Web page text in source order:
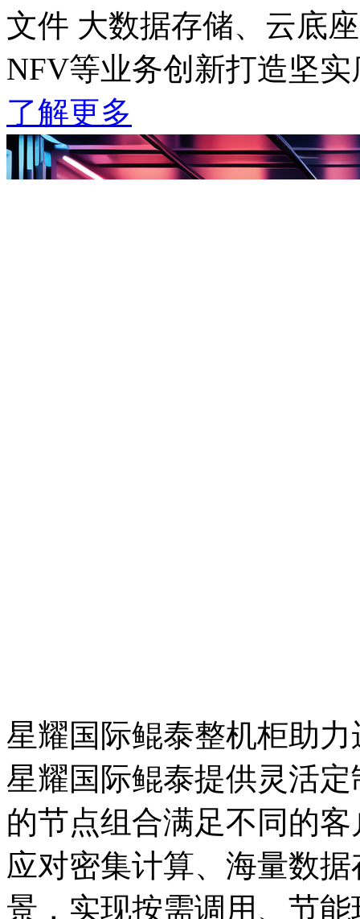
文件 大数据存储、云底座
NFV等业务创新打造坚实
了解更多
星耀国际鲲泰整机柜助
星耀国际鲲泰提供灵活定
的节点组合满足不同的客
应对密集计算、海量数
景，实现按需调用、节